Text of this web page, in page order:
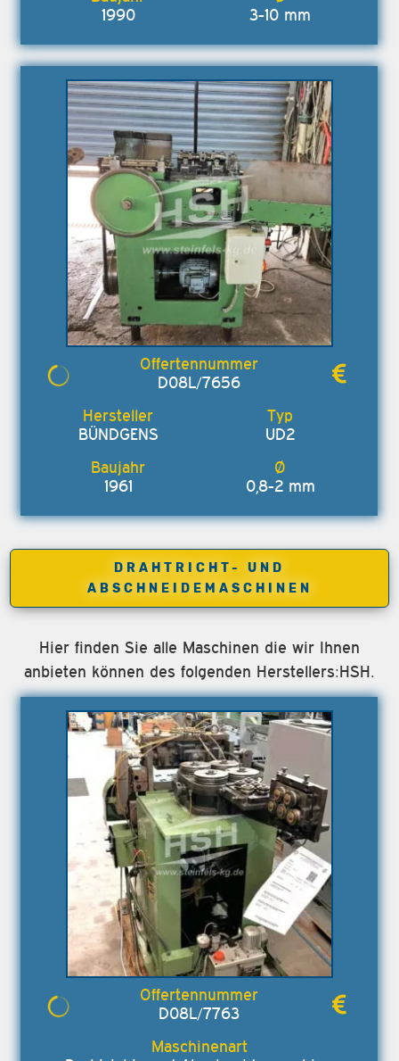
1990 3-10 mm
D08L/7656
BÜNDGENS UD2
1961 0,8-2 mm
DRAHTRICHT- UND
ABSCHNEIDEMASCHINEN
Hier finden Sie alle Maschinen die wir Ihnen
anbieten können des folgenden Herstellers:HSH.
D08L/7763